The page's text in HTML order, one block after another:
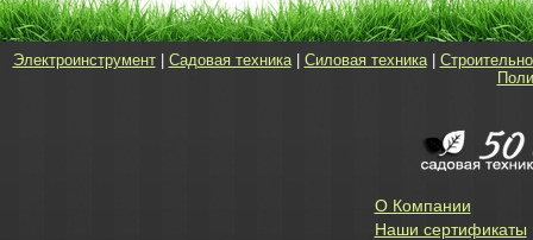
Электроинструмент| Садовая техника| Силовая техника|
О Компании
Наши сертификаты